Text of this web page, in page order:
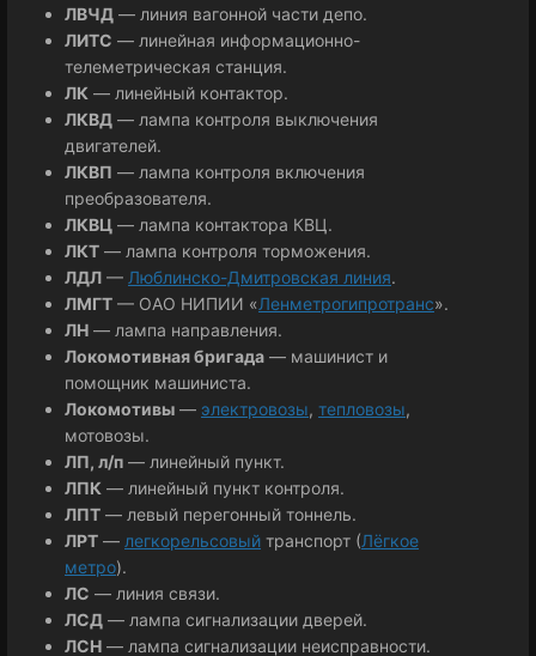
ЛВЧД — линия вагонной части депо.
ЛИТС — линейная информационно-
телеметрическая станция.
ЛК — линейный контактор.
ЛКВД — лампа контроля выключения
двигателей.
ЛКВП — лампа контроля включения
преобразователя.
ЛКВЦ — лампа контактора КВЦ.
ЛКТ — лампа контроля торможения.
ЛДЛ — Люблинско-Дмитровская линия.
ЛМГТ — ОАО НИПИИ «Ленметрогипротранс».
ЛН — лампа направления.
Локомотивная бригада — машинист и
помощник машиниста.
Локомотивы — электровозы, тепловозы,
мотовозы.
ЛП, л/п — линейный пункт.
ЛПК — линейный пункт контроля.
ЛПТ — левый перегонный тоннель.
ЛРТ — легкорельсовый транспорт (Лёгкое
метро).
ЛС — линия связи.
ЛСД — лампа сигнализации дверей.
ЛСН — лампа сигнализации неисправности.